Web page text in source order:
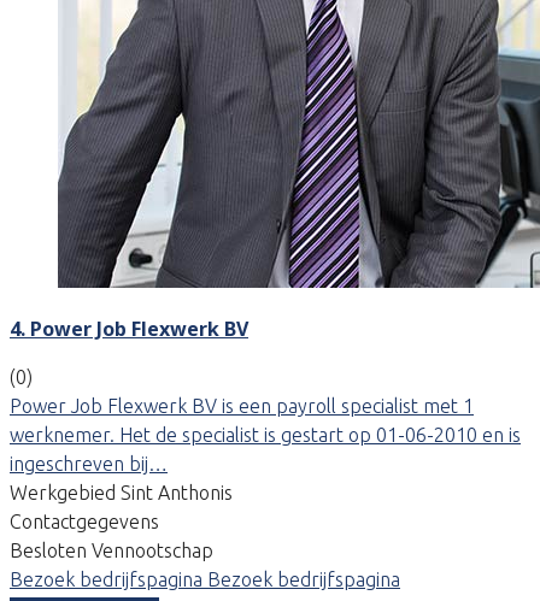
4. Power Job Flexwerk BV
(0)
Power Job Flexwerk BV is een payroll specialist met 1
werknemer. Het de specialist is gestart op 01-06-2010 en is
ingeschreven bij…
Werkgebied Sint Anthonis
Contactgegevens
Besloten Vennootschap
Bezoek bedrijfspagina Bezoek bedrijfspagina